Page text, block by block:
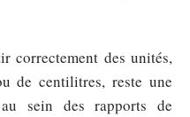
correctement des unités,
de centilitres, reste une
sein des rapports de